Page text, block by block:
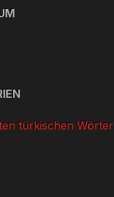
türkischen Wörter